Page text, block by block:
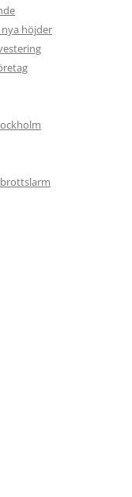
höjder